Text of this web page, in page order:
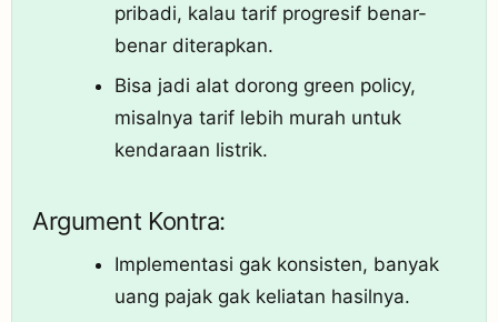
pribadi, kalau tarif progresif benar-
benar diterapkan.
Bisa jadi alat dorong green policy,
misalnya tarif lebih murah untuk
kendaraan listrik.
Argument Kontra:
Implementasi gak konsisten, banyak
uang pajak gak keliatan hasilnya.